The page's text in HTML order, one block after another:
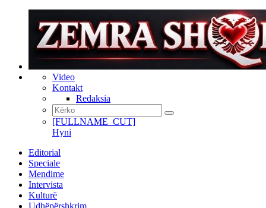
Video
Kontakt
Redaksia
[FULLNAME_CUT]
Hyni
Editorial
Speciale
Mendime
Intervista
Kulturë
Udhëpërshkrim